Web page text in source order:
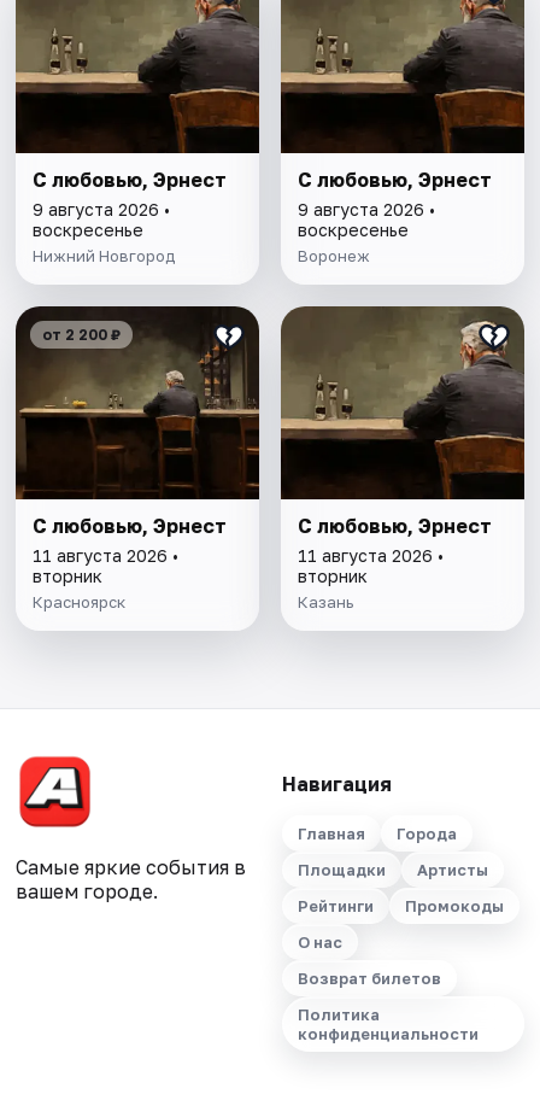
С любовью, Эрнест
9 августа 2026 •
воскресенье
Нижний Новгород
С любовью, Эрнест
9 августа 2026 •
воскресенье
Воронеж
от 2 200 ₽
С любовью, Эрнест
11 августа 2026 •
вторник
Красноярск
С любовью, Эрнест
11 августа 2026 •
вторник
Казань
Самые яркие события в
вашем городе.
Навигация
Главная
Города
Площадки
Артисты
Рейтинги
Промокоды
О нас
Возврат билетов
Политика
конфиденциальности